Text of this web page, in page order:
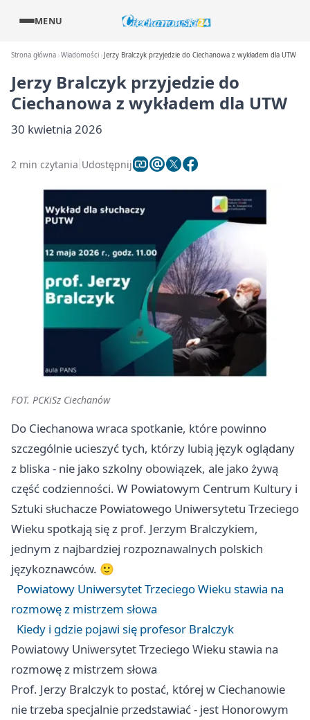
MENU
Strona główna Wiadomości Jerzy Bralczyk przyjedzie do Ciechanowa z wykładem dla UTW
Jerzy Bralczyk przyjedzie do
Ciechanowa z wykładem dla UTW
30 kwietnia 2026
2 min czytania Udostępnij
FOT. PCKiSz Ciechanów
Do Ciechanowa wraca spotkanie, które powinno
szczególnie ucieszyć tych, którzy lubią język oglądany
z bliska - nie jako szkolny obowiązek, ale jako żywą
część codzienności. W Powiatowym Centrum Kultury i
Sztuki słuchacze Powiatowego Uniwersytetu Trzeciego
Wieku spotkają się z prof. Jerzym Bralczykiem,
jednym z najbardziej rozpoznawalnych polskich
językoznawców. 🙂
Powiatowy Uniwersytet Trzeciego Wieku stawia na
rozmowę z mistrzem słowa
Kiedy i gdzie pojawi się profesor Bralczyk
Powiatowy Uniwersytet Trzeciego Wieku stawia na
rozmowę z mistrzem słowa
Prof. Jerzy Bralczyk to postać, której w Ciechanowie
nie trzeba specjalnie przedstawiać - jest Honorowym